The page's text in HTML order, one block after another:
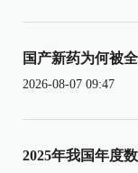
国产新药为何被
2026-08-07 09:47
2025年我国年度